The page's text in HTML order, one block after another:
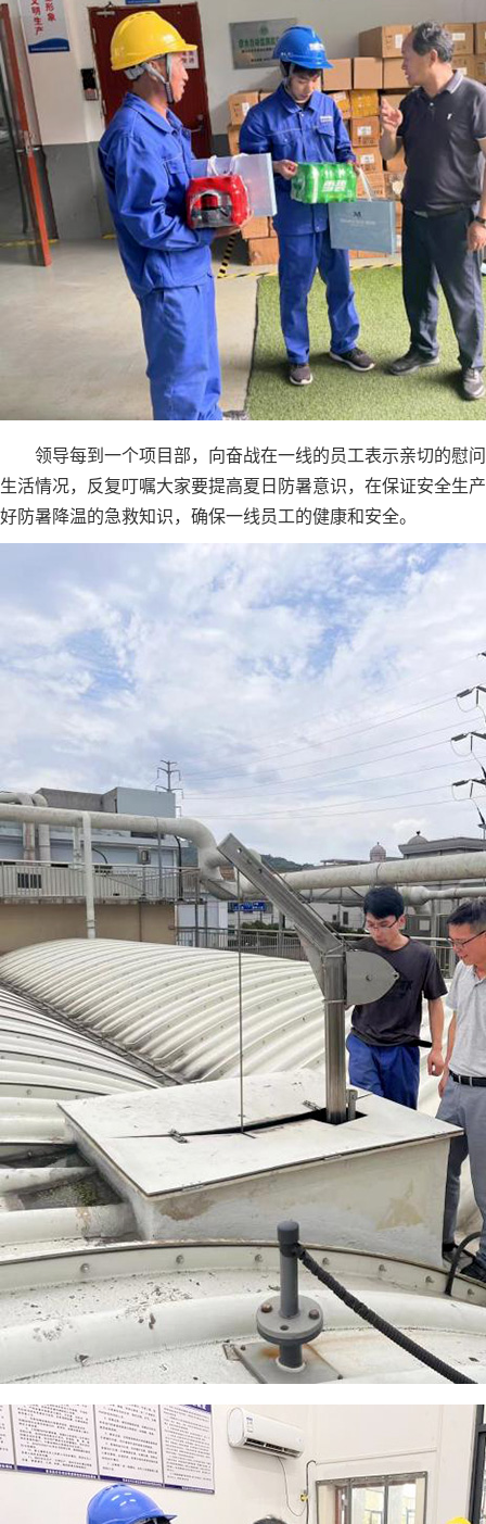
领导每到一个项目部，向奋战在一线的员工表示亲切的慰
生活情况，反复叮嘱大家要提高夏日防暑意识，在保证安全生
好防暑降温的急救知识，确保一线员工的健康和安全。